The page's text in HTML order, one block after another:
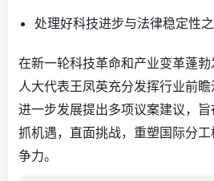
处理好科技进步与法律稳定性之
在新一轮科技革命和产业变革蓬
人大代表王凤英充分发挥行业前
进一步发展提出多项议案建议，
抓机遇，直面挑战，重塑国际分
争力。